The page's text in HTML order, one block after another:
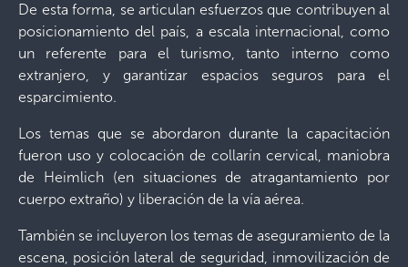
De esta forma, se articulan esfuerzos que contribuyen al
posicionamiento del país, a escala internacional, como
un referente para el turismo, tanto interno como
extranjero, y garantizar espacios seguros para el
esparcimiento.
Los temas que se abordaron durante la capacitación
fueron uso y colocación de collarín cervical, maniobra
de Heimlich (en situaciones de atragantamiento por
cuerpo extraño) y liberación de la vía aérea.
También se incluyeron los temas de aseguramiento de la
escena, posición lateral de seguridad, inmovilización de